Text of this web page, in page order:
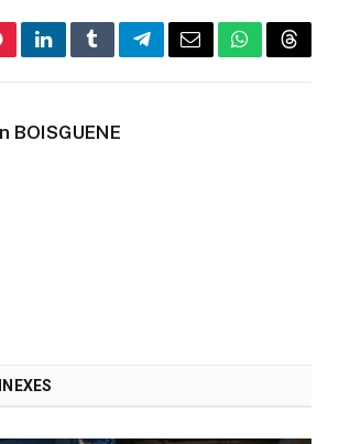
LinkedInTumblrTelegramEmailWhatsApp
BOISGUENE